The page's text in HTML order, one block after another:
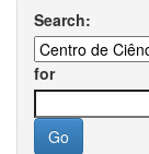
Search:
for